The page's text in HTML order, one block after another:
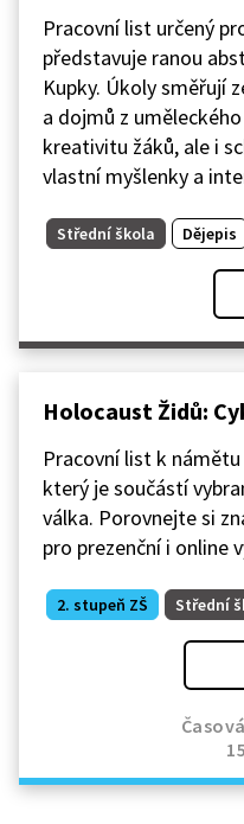
Pracovní list určený
představuje ranou
Kupky. Úkoly směřují
a dojmů z
kreativitu žáků, ale i
vlastní myšlenky a
Střední škola Dějepis
Holocaust Židů:
Pracovní list k
který je součástí
válka. Porovnejte si
pro prezenční i online
2. stupeň ZŠ Střední